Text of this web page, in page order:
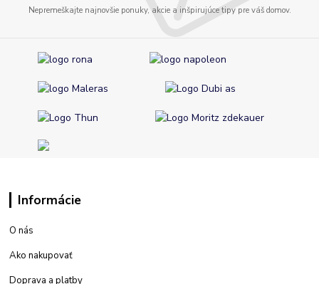
Nepremeškajte najnovšie ponuky, akcie a inšpirujúce tipy pre váš domov.
Informácie
O nás
Ako nakupovať
Doprava a platby